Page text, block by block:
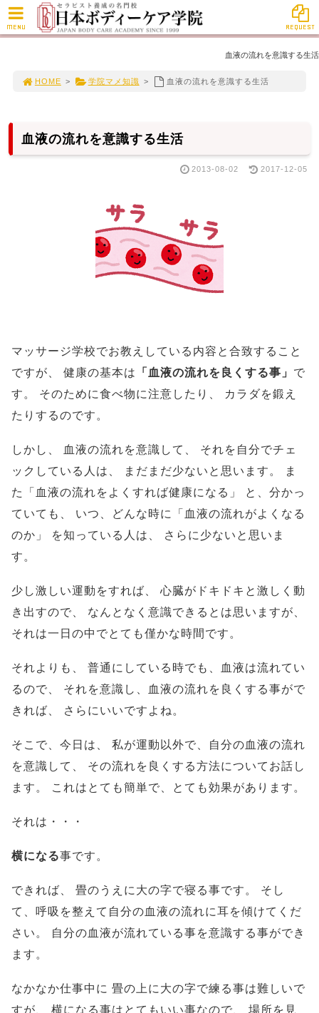
血液の流れを意識する生活
HOME > 学院マメ知識 > 血液の流れを意識する生活
血液の流れを意識する生活
2013-08-02 2017-12-05
マッサージ学校でお教えしている内容と合致すること
ですが、
健康の基本は 「血液の流れを良くする事」 で
す。
そのために食べ物に注意したり、
カラダを鍛え
たりするのです。
しかし、 血液の流れを意識して、
それを自分でチェ
ックしている人は、
まだまだ少ないと思います。
ま
た「血液の流れをよくすれば健康になる」
と、分かっ
ていても、
いつ、どんな時に「血液の流れがよくなる
のか」
を知っている人は、
さらに少ないと思いま
す。
少し激しい運動をすれば、
心臓がドキドキと激しく動
き出すので、
なんとなく意識できるとは思いますが、
それは一日の中でとても僅かな時間です。
それよりも、
普通にしている時でも、血液は流れてい
るので、
それを意識し、血液の流れを良くする事がで
きれば、
さらにいいですよね。
そこで、今日は、
私が運動以外で、自分の血液の流れ
を意識して、
その流れを良くする方法についてお話し
ます。
これはとても簡単で、とても効果があります。
それは・・・
横になる事です。
できれば、 畳のうえに大の字で寝る事です。
そし
て、呼吸を整えて自分の血液の流れに耳を傾けてくだ
さい。
自分の血液が流れている事を意識する事ができ
ます。
なかなか仕事中に 畳の上に大の字で練る事は難しいで
すが、
横になる事はとてもいい事なので、
場所を見
MENU REQUEST